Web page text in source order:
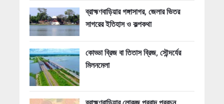
ব্রাহ্মণবাড়িয়ার গঙ্গাসাগর, জেলার ভিতর
সাগরের ইতিহাস ও কল্পকথা
কোড্ডা ব্রিজ বা তিতাস ব্রিজ, সৌন্দর্যের
মিলনমেলা